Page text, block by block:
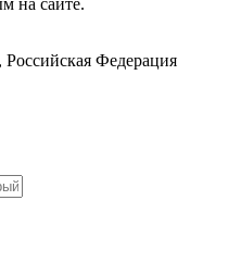
, Российская Федерация